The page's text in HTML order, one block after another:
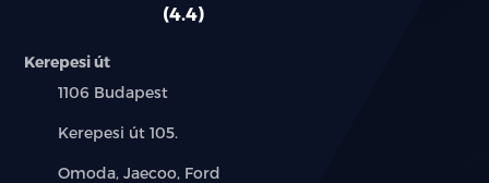
4.4
Kerepesi út
Település:
1106 Budapest
Cím:
Kerepesi út 105.
Márkák:
Omoda, Jaecoo, Ford